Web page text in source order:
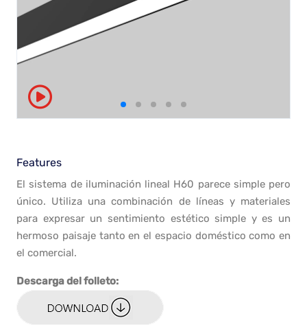
Features
El sistema de iluminación lineal H60 parece simple pero
único. Utiliza una combinación de líneas y materiales
para expresar un sentimiento estético simple y es un
hermoso paisaje tanto en el espacio doméstico como en
el comercial.
Descarga del folleto: